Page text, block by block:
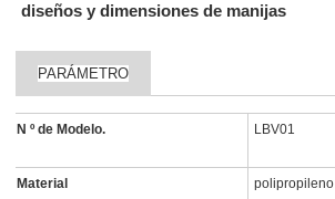
diseños y dimensiones de manijas
PARÁMETRO
N º de Modelo. LBV01
Material polipropileno